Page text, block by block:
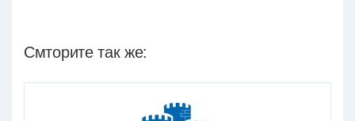
Смторите так же: